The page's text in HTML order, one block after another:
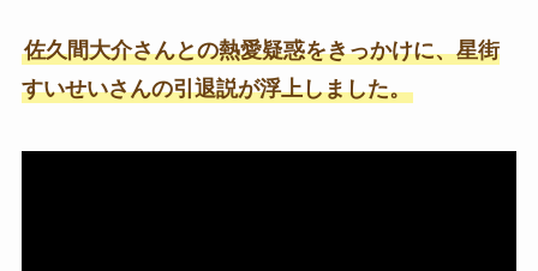
佐久間大介さんとの熱愛疑惑をきっかけに、星街
すいせいさんの引退説が浮上しました。